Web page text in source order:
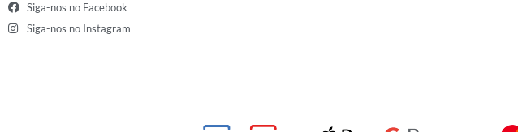
Siga-nos no Facebook
Siga-nos no Instagram